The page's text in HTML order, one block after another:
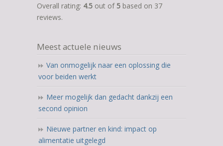
rating
based
ratings
Overall rating: 4.5 out of 5 based on 37
reviews.
Meest actuele nieuws
Van onmogelijk naar een oplossing die
voor beiden werkt
Meer mogelijk dan gedacht dankzij een
second opinion
Nieuwe partner en kind: impact op
alimentatie uitgelegd